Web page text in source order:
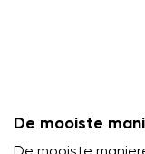
De mooiste
combineren met